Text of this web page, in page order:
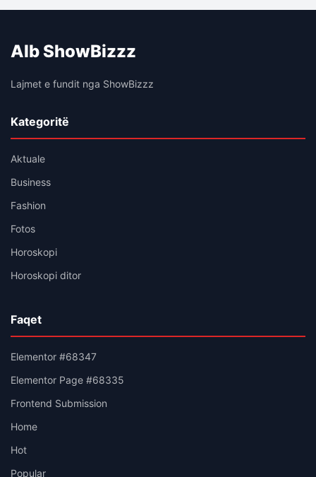
Alb ShowBizzz
Lajmet e fundit nga ShowBizzz
Kategoritë
Aktuale
Business
Fashion
Fotos
Horoskopi
Horoskopi ditor
Faqet
Elementor #68347
Elementor Page #68335
Frontend Submission
Home
Hot
Popular